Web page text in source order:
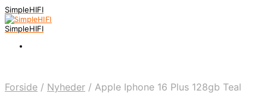
SimpleHIFI
SimpleHIFI
Forside / Nyheder / Apple Iphone 16 Plus 128gb Teal